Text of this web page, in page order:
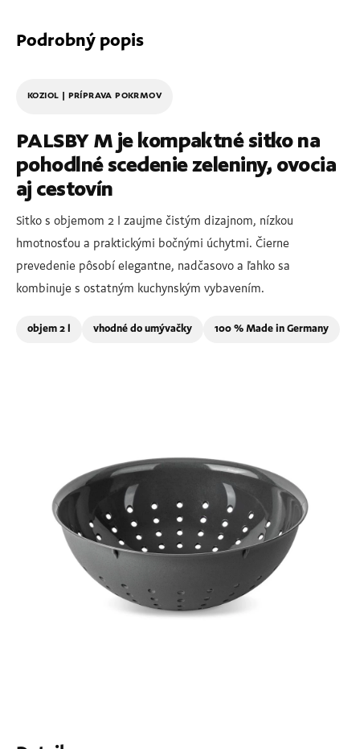
Podrobný popis
KOZIOL | PRÍPRAVA POKRMOV
PALSBY M je kompaktné sitko na
pohodlné scedenie zeleniny, ovocia
aj cestovín
Sitko s objemom 2 l zaujme čistým dizajnom, nízkou
hmotnosťou a praktickými bočnými úchytmi. Čierne
prevedenie pôsobí elegantne, nadčasovo a ľahko sa
kombinuje s ostatným kuchynským vybavením.
objem 2 l vhodné do umývačky 100 % Made in Germany